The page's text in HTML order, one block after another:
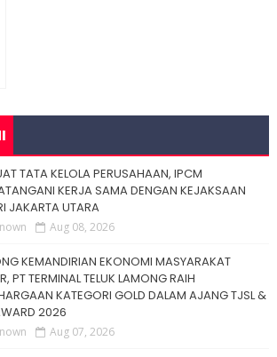
TATA KELOLA PERUSAHAAN, IPCM
KERJA SAMA DENGAN KEJAKSAAN
JAKARTA UTARA
Aug 08, 2026
KEMANDIRIAN EKONOMI MASYARAKAT
PT TERMINAL TELUK LAMONG RAIH
KATEGORI GOLD DALAM AJANG TJSL &
2026
Aug 07, 2026